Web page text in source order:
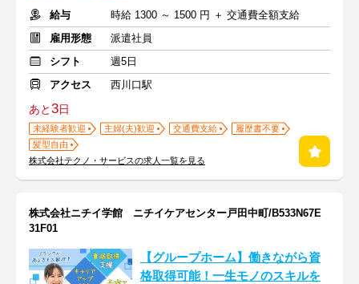
給与
時給 1300 ～ 1500 円 ＋ 交通費全額支給
雇用形態
派遣社員
シフト
週5日
アクセス
西川口駅
あと3日
未経験者歓迎 主婦(夫)歓迎 交通費支給
履歴書不要
髪型自由
株式会社テクノ・サービスの求人一覧を見る
株式会社ニチイ学館 ニチイケアセンター戸田中町/B533N67E
31F01
【グループホーム】働きながら資
格取得可能！一生モノのスキルを